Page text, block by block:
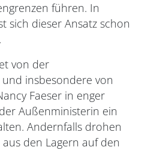
führen. In
sich dieser Ansatz schon
von der
insbesondere von
Faeser in enger
Außenministerin ein
Andernfalls drohen
den Lagern auf den